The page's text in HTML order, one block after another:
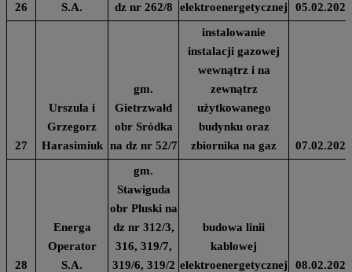
26
S.A.
dz nr 262/8
elektroenergetycznej
05.02.2024
27
Urszula i
Grzegorz
Harasimiuk
gm.
Gietrzwałd
obr Sródka
na dz nr 52/7
instalowanie
instalacji gazowej
wewnątrz i na
zewnątrz
użytkowanego
budynku oraz
zbiornika na gaz
07.02.2024
28
Energa
Operator
S.A.
gm.
Stawiguda
obr Pluski na
dz nr 312/3,
316, 319/7,
319/6, 319/2
budowa linii
kablowej
elektroenergetycznej
08.02.2024